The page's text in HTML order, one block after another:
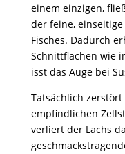
einem einzigen,
der feine,
Fisches. Dadurch
Schnittflächen wie
isst das Auge bei
Tatsächlich
empfindlichen
verliert der Lachs